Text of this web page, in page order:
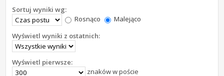
Sortuj wyniki wg:
Rosnąco
Malejąco
Wyświetl wyniki z ostatnich:
Wyświetl pierwsze:
znaków w poście